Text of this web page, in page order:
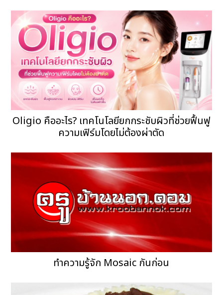
Oligio คืออะไร? เทคโนโลยียกกระชับผิวที่ช่วยฟื้นฟู
ความเฟิร์มโดยไม่ต้องผ่าตัด
ทำความรู้จัก Mosaic กันก่อน